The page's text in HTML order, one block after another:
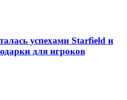
успехами Starfield и
для игроков